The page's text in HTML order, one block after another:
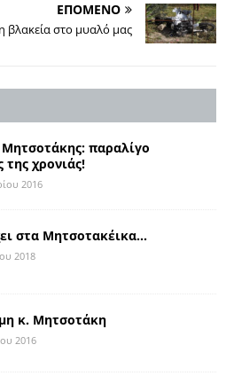
ΕΠΟΜΕΝΟ
βλακεία στο μυαλό μας
Μητσοτάκης: παραλίγο
χρονιάς!
2016
στα Μητσοτακέικα…
2018
κ. Μητσοτάκη
2016